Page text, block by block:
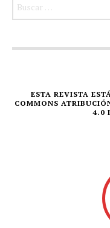
ESTA REVISTA
COMMONS
4.0